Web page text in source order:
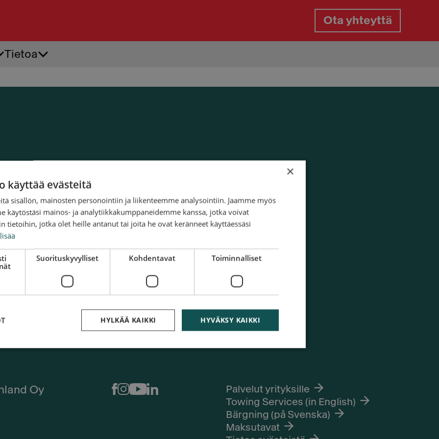
Ota yhteyttä
Akkupalvelu
Rengasrikko päivystys
Tietoa
Oy
Palvelut yrityksille
Towing Services (in English)
Bärgning (på Svenska)
Maksutavat
×
käyttää evästeitä
sisällön, mainosten personointiin ja liikenteemme analysointiin. Jaamme myös
käytöstäsi mainos- ja analytiikkakumppaneidemme kanssa, jotka voivat
tietoihin, jotka olet heille antanut tai joita he ovat keränneet käyttäessäsi
Suorituskyvylliset Kohdentavat Toiminnalliset
HYVÄKSY KAIKKI
HYLKÄÄ KAIKKI